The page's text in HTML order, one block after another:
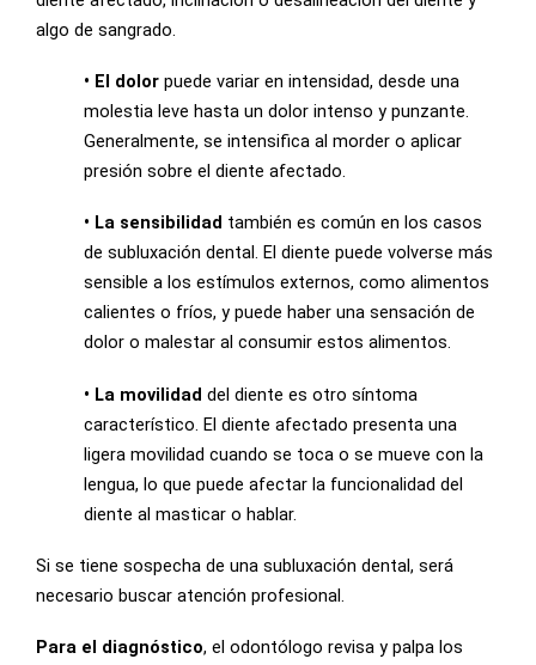
algo de sangrado.
• El dolor puede variar en intensidad, desde una
molestia leve hasta un dolor intenso y punzante.
Generalmente, se intensifica al morder o aplicar
presión sobre el diente afectado.
• La sensibilidad también es común en los casos
de subluxación dental. El diente puede volverse más
sensible a los estímulos externos, como alimentos
calientes o fríos, y puede haber una sensación de
dolor o malestar al consumir estos alimentos.
• La movilidad del diente es otro síntoma
característico. El diente afectado presenta una
ligera movilidad cuando se toca o se mueve con la
lengua, lo que puede afectar la funcionalidad del
diente al masticar o hablar.
Si se tiene sospecha de una subluxación dental, será
necesario buscar atención profesional.
Para el diagnóstico, el odontólogo revisa y palpa los